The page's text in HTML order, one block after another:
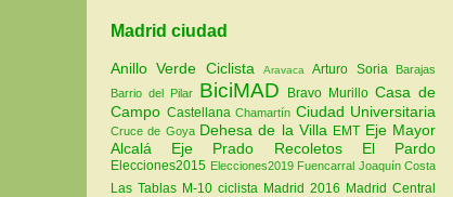
Madrid ciudad
Anillo Verde Ciclista AravacaArturo Soria
Barajas
Barrio del Pilar BiciMAD Bravo MurilloCasa de
Campo Castellana Chamartín Ciudad Universitaria
Cruce de Goya Dehesa de la Villa EMT Eje Mayor
Alcalá Eje Prado Recoletos El Pardo
Elecciones2015 Elecciones2019 Fuencarral Joaquín Costa
Las Tablas M-10 ciclista Madrid 2016 Madrid Central